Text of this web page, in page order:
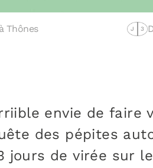
Thônes J 3
envie de faire
des pépites
jours de virée sur